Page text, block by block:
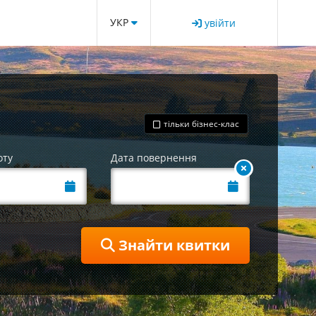
УКР увійти
тільки бізнес-клас
Дата повернення
Знайти квитки